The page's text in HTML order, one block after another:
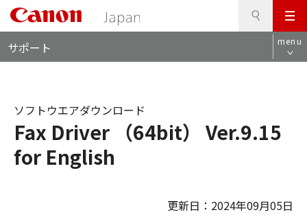
メ
ニ
ュ
サポート menu
Fax Driver （64bit） Ver.9.15
for English
ソフトウエアダウンロード
更新日：2024年09月05日